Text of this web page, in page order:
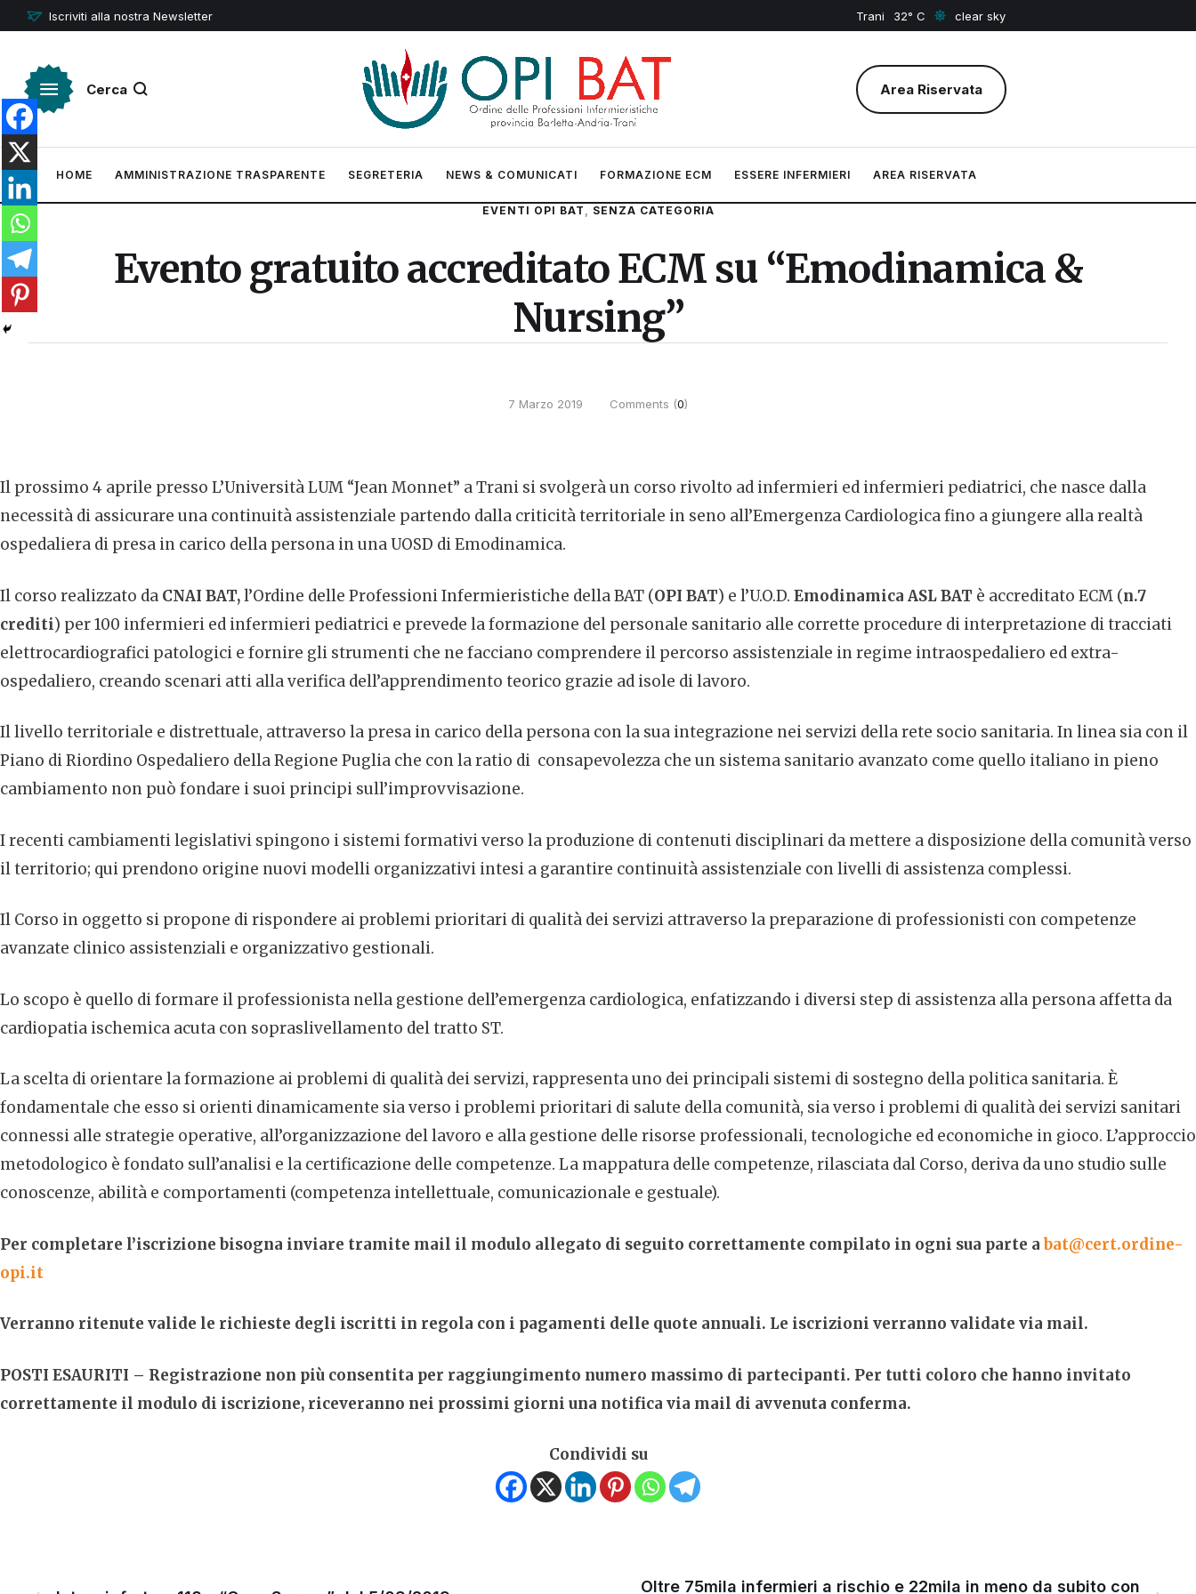
Iscriviti alla nostra Newsletter Trani 32 clear sky
Cerca Area Riservata
HOME AMMINISTRAZIONE TRASPARENTE SEGRETERIA NEWS & COMUNICATI FORMAZIONE ECM ESSERE INFERMIERI AREA RISERVATA
EVENTI OPI BAT , SENZA CATEGORIA
Evento gratuito accreditato ECM su “Emodinamica &
Nursing”
7 Marzo 2019 Comments (0)
Il prossimo 4 aprile presso L’Università LUM “Jean Monnet” a Trani si svolgerà un corso rivolto ad infermieri ed infermieri pediatrici, che nasce dalla
necessità di assicurare una continuità assistenziale partendo dalla criticità territoriale in seno all’Emergenza Cardiologica fino a giungere alla realtà
ospedaliera di presa in carico della persona in una UOSD di Emodinamica.
Il corso realizzato da CNAI BAT,l’Ordine delle Professioni Infermieristiche della BAT (OPI BAT) e l’U.O.D. Emodinamica ASL BAT è accreditato ECM (n.7
crediti) per 100 infermieri ed infermieri pediatrici e prevede la formazione del personale sanitario alle corrette procedure di interpretazione di tracciati
elettrocardiografici patologici e fornire gli strumenti che ne facciano comprendere il percorso assistenziale in regime intraospedaliero ed extra-
ospedaliero, creando scenari atti alla verifica dell’apprendimento teorico grazie ad isole di lavoro.
Il livello territoriale e distrettuale, attraverso la presa in carico della persona con la sua integrazione nei servizi della rete socio sanitaria. In linea sia con il
Piano di Riordino Ospedaliero della Regione Puglia che con la ratio di consapevolezza che un sistema sanitario avanzato come quello italiano in pieno
cambiamento non può fondare i suoi principi sull’improvvisazione.
I recenti cambiamenti legislativi spingono i sistemi formativi verso la produzione di contenuti disciplinari da mettere a disposizione della comunità verso
il territorio; qui prendono origine nuovi modelli organizzativi intesi a garantire continuità assistenziale con livelli di assistenza complessi.
Il Corso in oggetto si propone di rispondere ai problemi prioritari di qualità dei servizi attraverso la preparazione di professionisti con competenze
avanzate clinico assistenziali e organizzativo gestionali.
Lo scopo è quello di formare il professionista nella gestione dell’emergenza cardiologica, enfatizzando i diversi step di assistenza alla persona affetta da
cardiopatia ischemica acuta con sopraslivellamento del tratto ST.
La scelta di orientare la formazione ai problemi di qualità dei servizi, rappresenta uno dei principali sistemi di sostegno della politica sanitaria. È
fondamentale che esso si orienti dinamicamente sia verso i problemi prioritari di salute della comunità, sia verso i problemi di qualità dei servizi sanitari
connessi alle strategie operative, all’organizzazione del lavoro e alla gestione delle risorse professionali, tecnologiche ed economiche in gioco. L’approccio
metodologico è fondato sull’analisi e la certificazione delle competenze. La mappatura delle competenze, rilasciata dal Corso, deriva da uno studio sulle
conoscenze, abilità e comportamenti (competenza intellettuale, comunicazionale e gestuale).
Per completare l’iscrizione bisogna inviare tramite mail il modulo allegato di seguito correttamente compilato in ogni sua parte abat@cert.ordine-
opi.it
Verranno ritenute valide le richieste degli iscritti in regola con i pagamenti delle quote annuali. Le iscrizioni verranno validate via mail.
POSTI ESAURITI – Registrazione non più consentita per raggiungimento numero massimo di partecipanti. Per tutti coloro che hanno invitato
correttamente il modulo di iscrizione, riceveranno nei prossimi giorni una notifica via mail di avvenuta conferma.
Condividi su
Oltre 75mila infermieri a rischio e 22mila in meno da subito con